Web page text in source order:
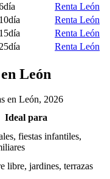
día
Renta León
día
Renta León
día
Renta León
día Renta León
en León
en León, 2026
Ideal para
fiestas infantiles,
libre, jardines, terrazas